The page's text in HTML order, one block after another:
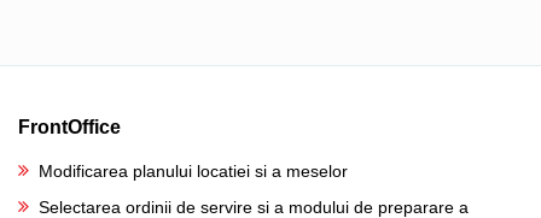
FrontOffice
Modificarea planului locatiei si a meselor
Selectarea ordinii de servire si a modului de preparare a